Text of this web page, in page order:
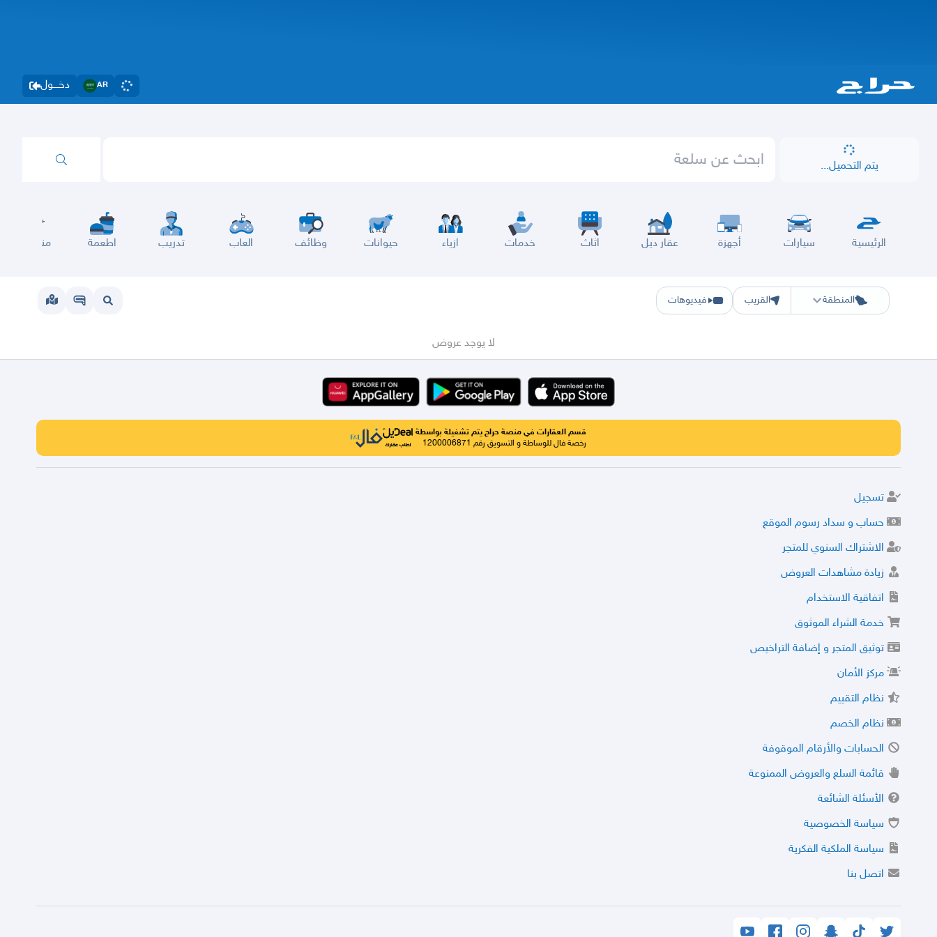
دخــــول AR
يتم التحميل...
الرئيسية سيارات أجهزة عقار ديل اثاث خدمات ازياء حيوانات وظائف العاب تدريب اطعمة مناسبات
المنطقة
الرياض الشرقيه حفر الباطن المدينة القصيم
القريب فيديوهات
لا يوجد عروض
قسم العقارات في منصة حراج يتم تشغيلة بواسطة
رخصة فال للوساطة و التسويق رقم 1200006871
تسجيل
حساب و سداد رسوم الموقع
الاشتراك السنوي للمتجر
زيادة مشاهدات العروض
اتفاقية الاستخدام
خدمة الشراء الموثوق
توثيق المتجر و إضافة التراخيص
مركز الأمان
نظام التقييم
نظام الخصم
الحسابات والأرقام الموقوفة
قائمة السلع والعروض الممنوعة
الأسئلة الشائعة
سياسة الخصوصية
سياسة الملكية الفكرية
اتصل بنا